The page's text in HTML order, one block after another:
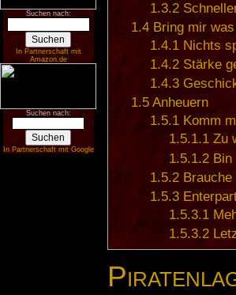
Suchen nach:
In Partnerschaft mit
Amazon.de
Suchen nach:
In Partnerschaft mit Google
1.3.2
1.4 Bring mir
1.4.1 Nichts
1.4.2 Stärke
1.4.3
1.5 Anheuern
1.5.1 Komm
1.5.1.1 Zu
1.5.1.2 Bin
1.5.2
1.5.3
1.5.3.1
1.5.3.2